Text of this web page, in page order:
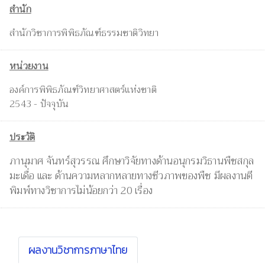
สำนัก
สำนักวิชาการพิพิธภัณฑ์ธรรมชาติวิทยา
หน่วยงาน
องค์การพิพิธภัณฑ์วิทยาศาสตร์แห่งชาติ
2543 - ปัจจุบัน
ประวัติ
ภานุมาศ จันทร์สุวรรณ ศึกษาวิจัยทางด้านอนุกรมวิธานพืชสกุล
มะเดื่อ และ ด้านความหลากหลายทางชีวภาพของพืช มีผลงานตี
พิมพ์ทางวิชาการไม่น้อยกว่า 20 เรื่อง
ผลงานวิชาการภาษาไทย